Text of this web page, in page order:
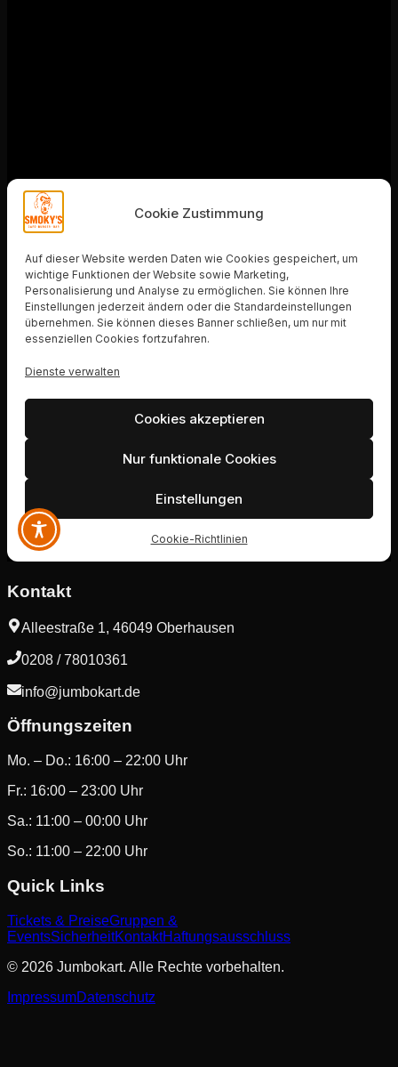
Kontakt
Alleestraße 1, 46049 Oberhausen
0208 / 78010361
info@jumbokart.de
Öffnungszeiten
Mo. – Do.: 16:00 – 22:00 Uhr
Fr.: 16:00 – 23:00 Uhr
Sa.: 11:00 – 00:00 Uhr
So.: 11:00 – 22:00 Uhr
Quick Links
Tickets & PreiseGruppen &
EventsSicherheitKontaktHaftungsausschluss
© 2026 Jumbokart. Alle Rechte vorbehalten.
ImpressumDatenschutz